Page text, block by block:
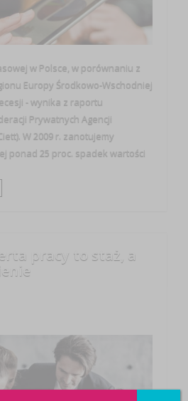
w Polsce, w porównaniu z
Europy Środkowo-Wschodniej
- wynika z raportu
Prywatnych Agencji
W 2009 r. zanotujemy
ponad 25 proc. spadek wartości
pracy to staż, a